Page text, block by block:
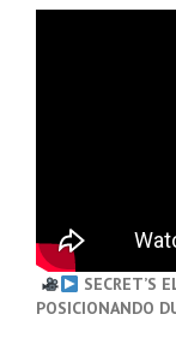
SECRET’S
POSICIONANDO